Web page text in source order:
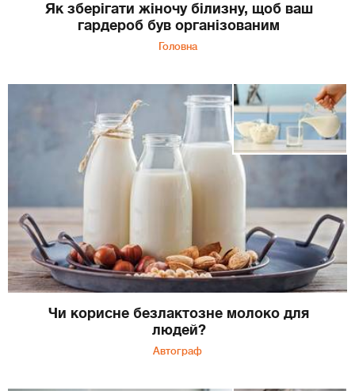
Як зберігати жіночу білизну, щоб ваш
гардероб був організованим
Головна
Чи корисне безлактозне молоко для
людей?
Автограф